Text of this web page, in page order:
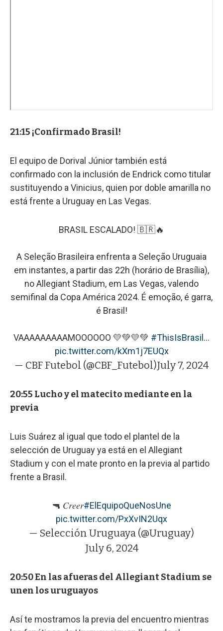
21:15 ¡Confirmado Brasil!
El equipo de Dorival Júnior también está
confirmado con la inclusión de Endrick como titular
sustituyendo a Vinicius, quien por doble amarilla no
está frente a Uruguay en Las Vegas.
BRASIL ESCALADO! 🇧🇷🔥
A Seleção Brasileira enfrenta a Seleção Uruguaia
em instantes, a partir das 22h (horário de Brasília),
no Allegiant Stadium, em Las Vegas, valendo
semifinal da Copa América 2024. É emoção, é garra,
é Brasil!
VAAAAAAAAAMOOOOOO 💛💚💛💚 #ThisIsBrasil …
pic.twitter.com/kXm1j7EUQx
— CBF Futebol (@CBF_Futebol)July 7, 2024
20:55 Lucho y el matecito mediante en la
previa
Luis Suárez al igual que todo el plantel de la
selección de Uruguay ya está en el Allegiant
Stadium y con el mate pronto en la previa al partido
frente a Brasil.
🔫 𝐶𝑟𝑒𝑒𝑟#ElEquipoQueNosUne
pic.twitter.com/PxXvIN2Uqx
— Selección Uruguaya (@Uruguay)
July 6, 2024
20:50 En las afueras del Allegiant Stadium se
unen los uruguayos
Así te mostramos la previa del encuentro mientras